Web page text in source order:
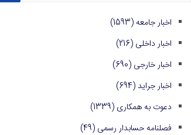
اخبار جامعه (1593)
اخبار داخلی (216)
اخبار خارجی (690)
اخبار جراید(694)
دعوت به همکاری (1339)
فصلنامه حسابدار رسمی (49)